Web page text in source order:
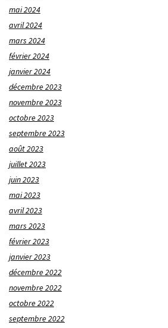
mai 2024
avril 2024
mars 2024
février 2024
janvier 2024
décembre 2023
novembre 2023
octobre 2023
septembre 2023
août 2023
juillet 2023
juin 2023
mai 2023
avril 2023
mars 2023
février 2023
janvier 2023
décembre 2022
novembre 2022
octobre 2022
septembre 2022